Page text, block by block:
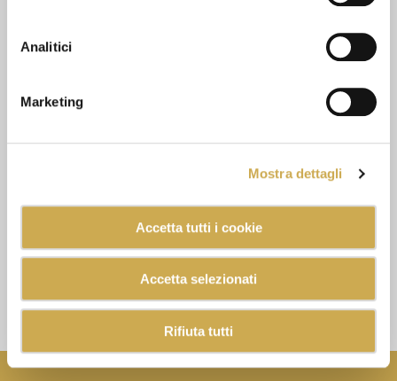
Analitici
Marketing
Mostra dettagli
Accetta tutti i cookie
Accetta selezionati
Rifiuta tutti